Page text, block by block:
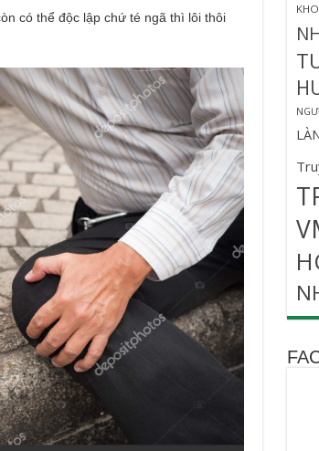
có thể độc lập chứ té ngã thì lôi thôi